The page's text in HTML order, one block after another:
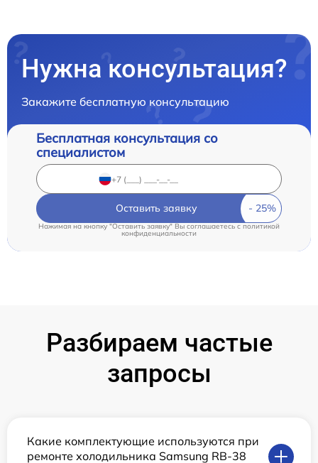
Нужна консультация?
Закажите бесплатную консультацию
Бесплатная консультация со
специалистом
Оставить заявку
Нажимая на кнопку "Оставить заявку" Вы соглашаетесь c политикой
конфиденциальности
Разбираем частые
запросы
Какие комплектующие используются при
ремонте холодильника Samsung RB-38